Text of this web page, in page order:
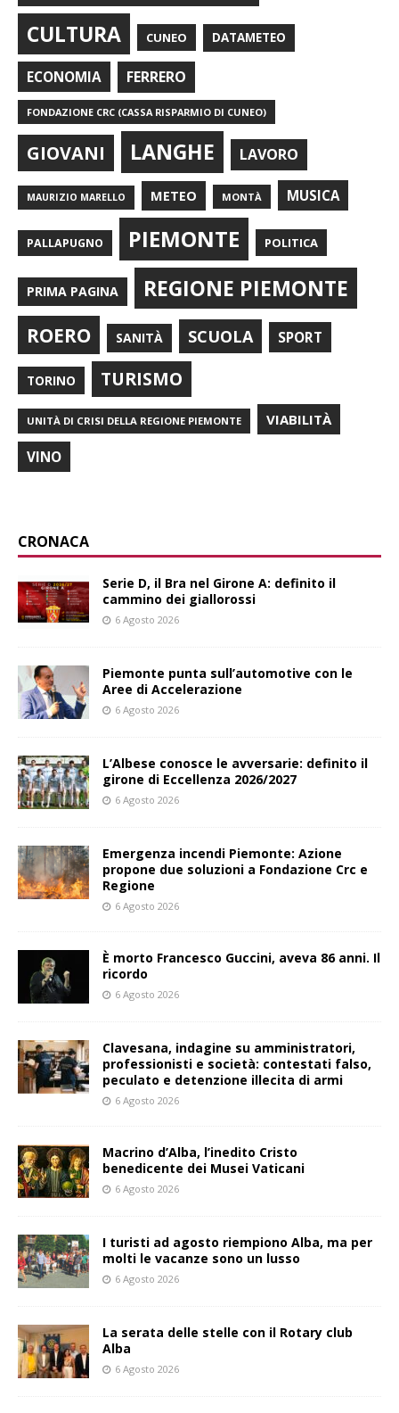
CULTURA CUNEO DATAMETEO
ECONOMIA FERRERO
FONDAZIONE CRC (CASSA RISPARMIO DI CUNEO)
GIOVANI LANGHE LAVORO
MAURIZIO MARELLO METEO MONTÀ MUSICA
PALLAPUGNO PIEMONTE POLITICA
PRIMA PAGINA REGIONE PIEMONTE
ROERO SANITÀ SCUOLA SPORT
TORINO TURISMO
UNITÀ DI CRISI DELLA REGIONE PIEMONTE VIABILITÀ
VINO
CRONACA
Serie D, il Bra nel Girone A: definito il
cammino dei giallorossi
6 Agosto 2026
Piemonte punta sull’automotive con le
Aree di Accelerazione
6 Agosto 2026
L’Albese conosce le avversarie: definito il
girone di Eccellenza 2026/2027
6 Agosto 2026
Emergenza incendi Piemonte: Azione
propone due soluzioni a Fondazione Crc e
Regione
6 Agosto 2026
È morto Francesco Guccini, aveva 86 anni. Il
ricordo
6 Agosto 2026
Clavesana, indagine su amministratori,
professionisti e società: contestati falso,
peculato e detenzione illecita di armi
6 Agosto 2026
Macrino d’Alba, l’inedito Cristo
benedicente dei Musei Vaticani
6 Agosto 2026
I turisti ad agosto riempiono Alba, ma per
molti le vacanze sono un lusso
6 Agosto 2026
La serata delle stelle con il Rotary club
Alba
6 Agosto 2026